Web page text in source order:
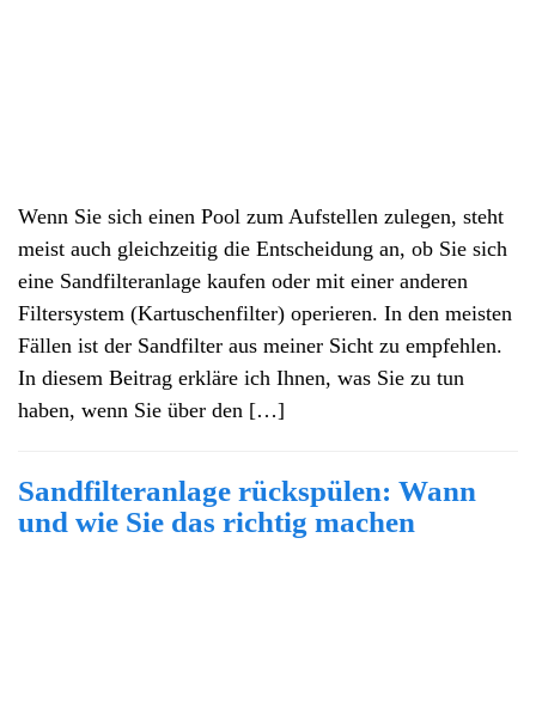
Wenn Sie sich einen Pool zum Aufstellen zulegen, steht
meist auch gleichzeitig die Entscheidung an, ob Sie sich
eine Sandfilteranlage kaufen oder mit einer anderen
Filtersystem (Kartuschenfilter) operieren. In den meisten
Fällen ist der Sandfilter aus meiner Sicht zu empfehlen.
In diesem Beitrag erkläre ich Ihnen, was Sie zu tun
haben, wenn Sie über den […]
Sandfilteranlage rückspülen: Wann
und wie Sie das richtig machen